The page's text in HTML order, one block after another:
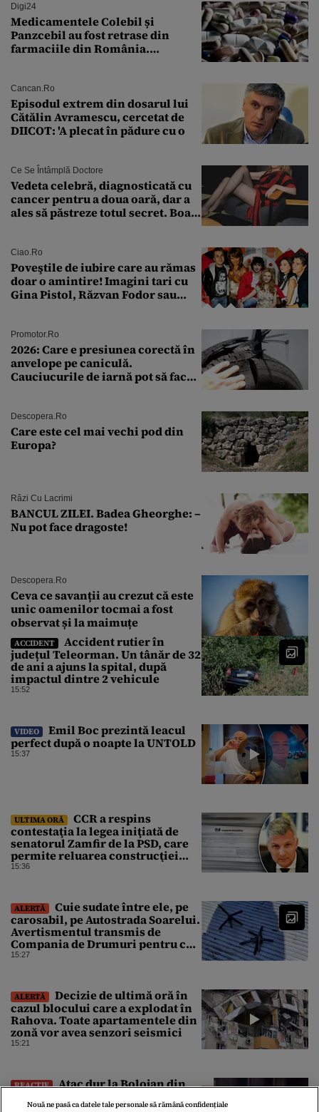
Digi24
Medicamentele Colebil și
Panzcebil au fost retrase din
farmaciile din România.
Cancan.ro
Episodul extrem din dosarul lui
Cătălin Avramescu, cercetat de
DIICOT: 'A plecat în pădure cu o
Ce Se Întâmplă Doctore
Vedeta celebră, diagnosticată cu
cancer pentru a doua oară, dar a
ales să păstreze totul secret. Boala
Ciao.ro
Poveştile de iubire care au rămas
doar o amintire! Imagini tari cu
Gina Pistol, Răzvan Fodor sau
Promotor.ro
2026: Care e presiunea corectă în
anvelope pe caniculă.
Cauciucurile de iarnă pot să facă
Descopera.ro
Care este cel mai vechi pod din
Europa?
Râzi Cu Lacrimi
BANCUL ZILEI. Badea Gheorghe: –
Nu pot face dragoste!
Descopera.ro
Ceva ce savanții au crezut că este
unic oamenilor tocmai a fost
observat și la maimuțe
ACCIDENT
Accident rutier în
județul Teleorman. Un tânăr de 32
de ani a ajuns la spital, după
impactul dintre 2 vehicule
15:52
VIDEO
Emil Boc prezintă leacul
perfect după o noapte la UNTOLD
15:37
ULTIMA ORĂ
CCR a respins
contestaţia la legea iniţiată de
senatorul Zamfir de la PSD, care
permite reluarea construcţiei
hidrocentralelor din zonele
15:36
ALERTĂ
Cuie sudate între ele, pe
carosabil, pe Autostrada Soarelui.
Avertismentul transmis de
Compania de Drumuri pentru cei
care tranzitează A2
15:27
ALERTĂ
Decizie de ultimă oră în
cazul blocului care a explodat în
Rahova. Toate apartamentele din
zonă vor avea senzori seismici
15:21
REACȚIE
Atac dur la Bolojan din
„România, sub guvernarea PNL,
Nouă ne pasă ca datele tale personale să rămână confidențiale